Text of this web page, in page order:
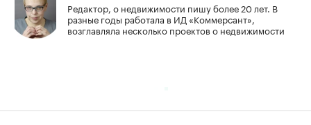
Редактор, о недвижимости пишу более 20 лет. В
разные годы работала в ИД «Коммерсант»,
возглавляла несколько проектов о недвижимости